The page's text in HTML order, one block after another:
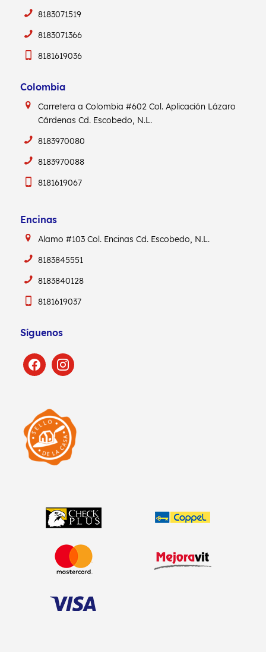
8183071519
8183071366
8181619036
Colombia
Carretera a Colombia #602Col. Aplicación Lázaro
CárdenasCd. Escobedo, N.L.
8183970080
8183970088
8181619067
Encinas
Alamo #103Col. EncinasCd. Escobedo, N.L.
8183845551
8183840128
8181619037
Síguenos